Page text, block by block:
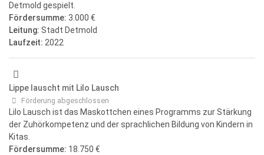
Detmold gespielt.
Fördersumme: 3.000 €
Leitung: Stadt Detmold
Laufzeit: 2022
Lippe lauscht mit Lilo Lausch
Förderung abgeschlossen
Lilo Lausch ist das Maskottchen eines Programms zur Stärkung
der Zuhörkompetenz und der sprachlichen Bildung von Kindern in
Kitas.
Fördersumme: 18.750 €